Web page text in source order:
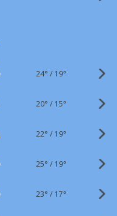
24° / 19°
20° / 15°
22° / 19°
25° / 19°
23° / 17°